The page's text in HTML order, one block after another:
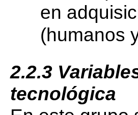
en
(humanos
2.2.3
tecnológica